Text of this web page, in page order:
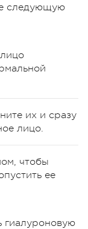
следующую
их и сразу
лицо.
чтобы
ее
гиалуроновую